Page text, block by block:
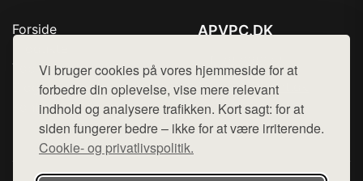
Vi bruger cookies på vores hjemmeside for at
forbedre din oplevelse, vise mere relevant
indhold og analysere trafikken. Kort sagt: for at
siden fungerer bedre – ikke for at være irriterende.
Cookie- og privatlivspolitik.
Forside
Top Rabatter
Blog
Kontakt
APVPC.DK
Mail: hej@want.dk
Cookie- og privatlivspolitik